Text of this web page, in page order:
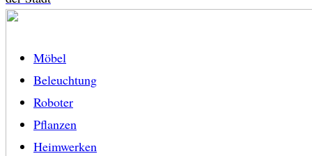
Möbel
Beleuchtung
Roboter
Pflanzen
Heimwerken